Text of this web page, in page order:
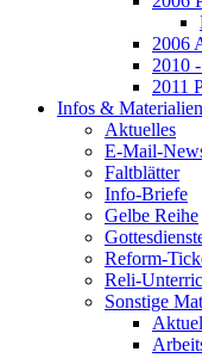
2006
2010
2011
Infos & Materialien
Aktuelles
E-Mail-
Faltblätter
Info-Briefe
Gelbe Reihe
Reform-
Reli-
Sonstige